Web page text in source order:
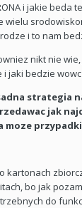
i jakie beda
wielu
i to nam
nikt nie
jaki bedzie
strategia
jak
kartonach
bo jak
do